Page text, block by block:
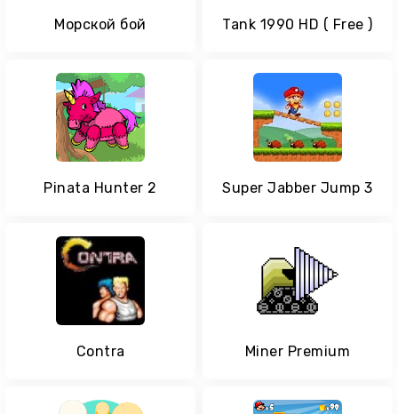
Морской бой Tank 1990 HD ( Free )
Pinata Hunter 2 Super Jabber Jump 3
Contra Miner Premium